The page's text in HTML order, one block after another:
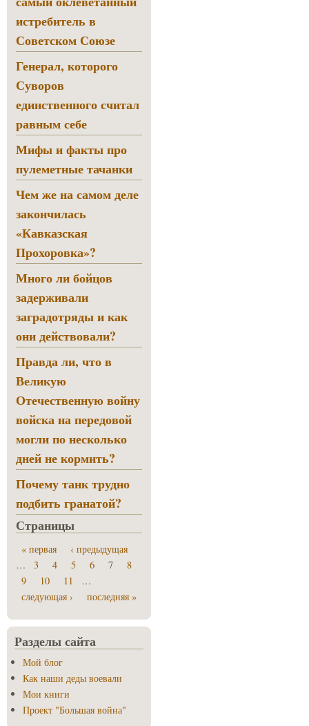
истребитель в
Советском Союзе
Генерал, которого
Суворов
единственного считал
равным себе
Мифы и факты про
пулеметные тачанки
Чем же на самом деле
закончилась
«Кавказская
Прохоровка»?
Много ли бойцов
задерживали
заградотряды и как
они действовали?
Правда ли, что в
Великую
Отечественную войну
войска на передовой
могли по несколько
дней не кормить?
Почему танк трудно
подбить гранатой?
Страницы
« первая
‹ предыдущая
…
3 4 5 6 7
8
9
10 11
…
следующая ›
последняя »
Разделы сайта
Мой блог
Как наши деды воевали
Мои книги
Проект "Большая война"